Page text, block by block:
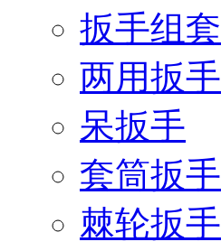
扳手组套
两用扳手
呆扳手
套筒扳手
棘轮扳手